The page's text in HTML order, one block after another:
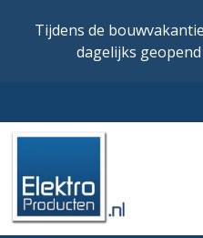
Tijdens de
dagelijks